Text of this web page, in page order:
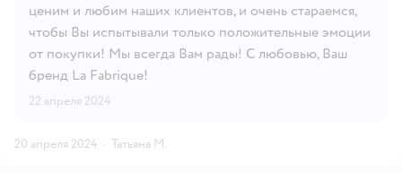
ценим и любим наших клиентов, и очень стараемся,
чтобы Вы испытывали только положительные эмоции
от покупки! Мы всегда Вам рады! С любовью, Ваш
бренд La Fabrique!
22 апреля 2024
20 апреля 2024 · Татьяна М.